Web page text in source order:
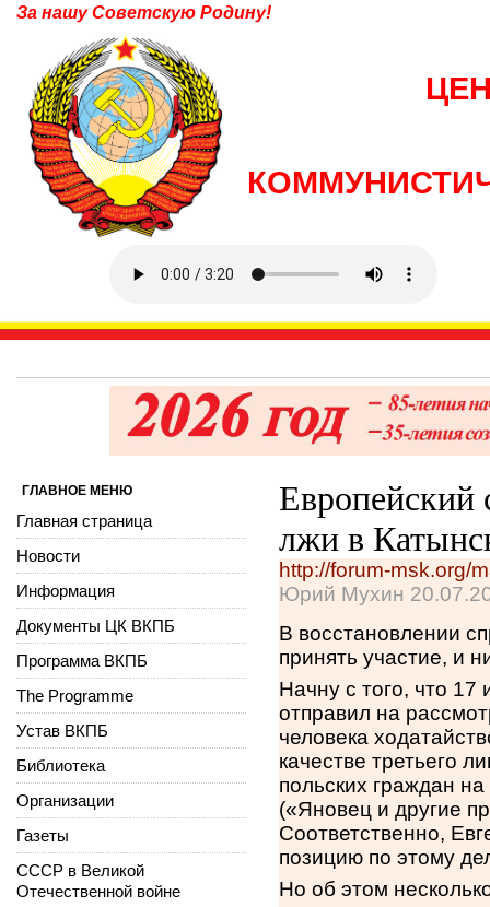
За нашу Советскую Родину!
Европейский
лжи в
http://forum-msk.org/
Юрий Мухин
В восстановлении
принять участие, и
Начну с того, что
отправил на
человека
качестве третьего
польских граждан
(«Яновец и другие
Соответственно,
позицию по этому
Но об этом
ГЛАВНОЕ МЕНЮ
Главная страница
Новости
Информация
Документы ЦК ВКПБ
Программа ВКПБ
The Programme
Устав ВКПБ
Библиотека
Организации
Газеты
СССР в Великой
Отечественной войне